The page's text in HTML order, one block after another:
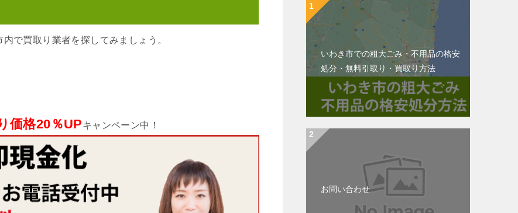
内で買取り業者を探してみましょう。
価格20％UPキャンペーン中！
いわき市での粗大ごみ・不用品の格安
処分・無料引取り・買取り方法
お問い合わせ